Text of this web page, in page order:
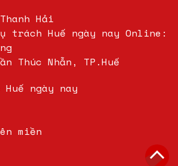
Hải
trách Huế ngày nay Online:
Thúc Nhẫn, TP.Huế
ngày nay
miền